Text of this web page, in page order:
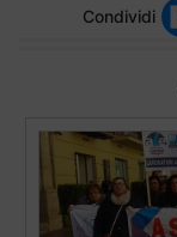
Condividi